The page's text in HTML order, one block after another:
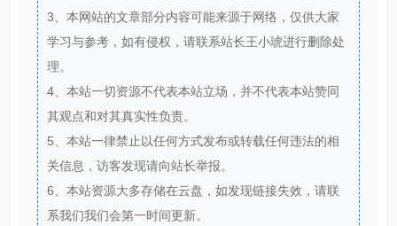
3、本网站的文章部分内容可能来源于网络，仅供大家
学习与参考，如有侵权，请联系站长王小琥进行删除处
理。
4、本站一切资源不代表本站立场，并不代表本站赞同
其观点和对其真实性负责。
5、本站一律禁止以任何方式发布或转载任何违法的相
关信息，访客发现请向站长举报。
6、本站资源大多存储在云盘，如发现链接失效，请联
系我们我们会第一时间更新。